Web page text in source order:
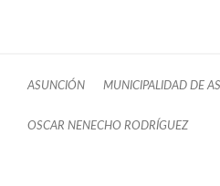
ASUNCIÓN MUNICIPALIDAD DE
OSCAR NENECHO RODRÍGUEZ